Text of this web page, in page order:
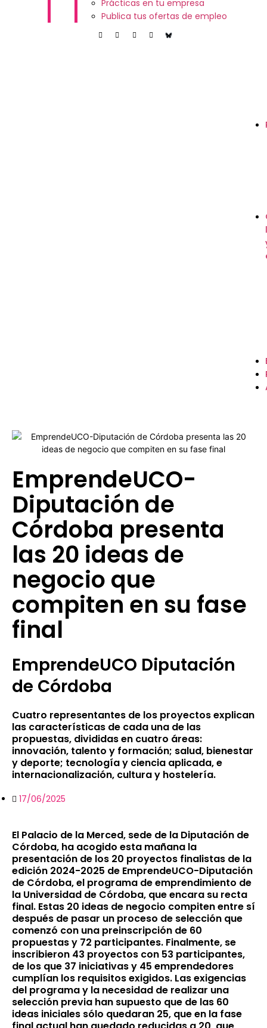
Prácticas en tu empresa
Publica tus ofertas de empleo
EmprendeUCO-
Diputación de
Córdoba presenta
las 20 ideas de
negocio que
compiten en su fase
final
EmprendeUCO Diputación
de Córdoba
Cuatro representantes de los proyectos explican
las características de cada una de las
propuestas, divididas en cuatro áreas:
innovación, talento y formación; salud, bienestar
y deporte; tecnología y ciencia aplicada, e
internacionalización, cultura y hostelería.
17/06/2025
El Palacio de la Merced, sede de la Diputación de
Córdoba, ha acogido esta mañana la
presentación de los 20 proyectos finalistas de la
edición 2024-2025 de EmprendeUCO-Diputación
de Córdoba, el programa de emprendimiento de
la Universidad de Córdoba, que encara su recta
final. Estas 20 ideas de negocio compiten entre sí
después de pasar un proceso de selección que
comenzó con una preinscripción de 60
propuestas y 72 participantes. Finalmente, se
inscribieron 43 proyectos con 53 participantes,
de los que 37 iniciativas y 45 emprendedores
cumplían los requisitos exigidos. Las exigencias
del programa y la necesidad de realizar una
selección previa han supuesto que de las 60
ideas iniciales sólo quedaran 25, que en la fase